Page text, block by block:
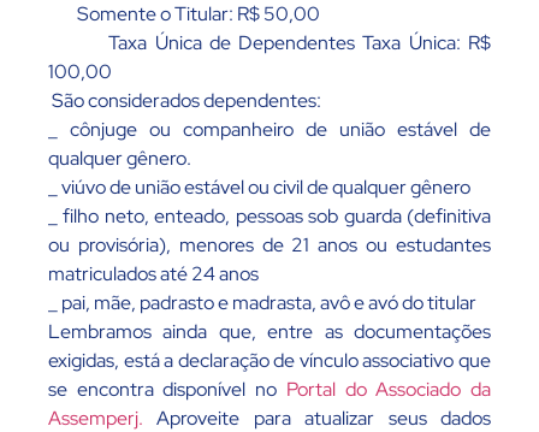
Somente o Titular: R$ 50,00
Taxa Única de Dependentes Taxa Única: R$
100,00
São considerados dependentes:
_ cônjuge ou companheiro de união estável de
qualquer gênero.
_ viúvo de união estável ou civil de qualquer gênero
_ filho neto, enteado, pessoas sob guarda (definitiva
ou provisória), menores de 21 anos ou estudantes
matriculados até 24 anos
_ pai, mãe, padrasto e madrasta, avô e avó do titular
Lembramos ainda que, entre as documentações
exigidas, está a declaração de vínculo associativo que
se encontra disponível no Portal do Associado da
Assemperj. Aproveite para atualizar seus dados